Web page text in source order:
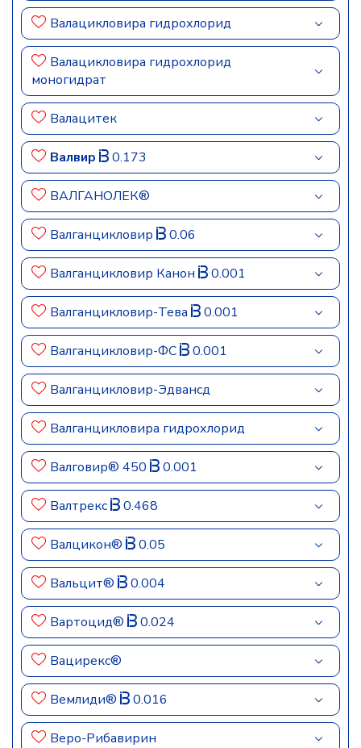
Валацикловира гидрохлорид
Валацикловира гидрохлорид
моногидрат
Валацитек
Валвир 0.173
ВАЛГАНОЛЕК®
Валганцикловир 0.06
Валганцикловир Канон 0.001
Валганцикловир-Тева 0.001
Валганцикловир-ФС 0.001
Валганцикловир-Эдвансд
Валганцикловира гидрохлорид
Валговир® 450 0.001
Валтрекс 0.468
Валцикон® 0.05
Вальцит® 0.004
Вартоцид® 0.024
Вацирекс®
Вемлиди® 0.016
Веро-Рибавирин